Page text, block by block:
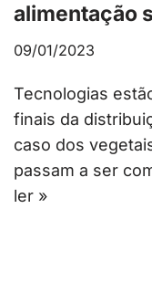
alimentação
09/01/2023
Tecnologias
finais da
caso dos
passam a ser
ler »